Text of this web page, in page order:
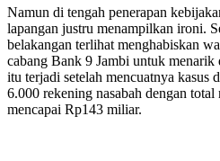
Namun di tengah penerapan
lapangan justru menampilkan ironi.
belakangan terlihat menghabiskan
cabang Bank 9 Jambi untuk menarik
itu terjadi setelah mencuatnya kasus
6.000 rekening nasabah dengan
mencapai Rp143 miliar.